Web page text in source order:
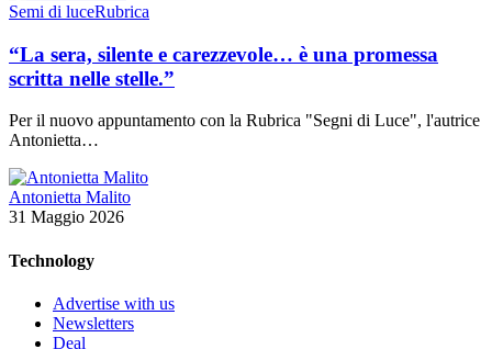
Semi di luceRubrica
“La sera, silente e carezzevole… è una promessa
scritta nelle stelle.”
Per il nuovo appuntamento con la Rubrica "Segni di Luce", l'autrice
Antonietta…
Antonietta Malito
31 Maggio 2026
Technology
Advertise with us
Newsletters
Deal